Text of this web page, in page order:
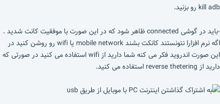
kill adb رو بزنید.
-باید در گوشی connected ظاهر شود که در این صورت با موفقیت کانت شدید .
اگه نرم افزارا نتونستند کانکت بشند mobile network یا wifi رو روشن کنید در
این صورت اندروید فکر می کنه شما دارید از wifi استفاده می کنید در صورتی که
دارید از reverse thetering استفاده می کنید.